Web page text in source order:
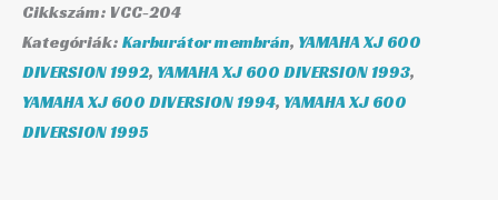
Cikkszám: VCC-204
Kategóriák: Karburátor membrán, YAMAHA XJ 600
DIVERSION 1992, YAMAHA XJ 600 DIVERSION 1993,
YAMAHA XJ 600 DIVERSION 1994, YAMAHA XJ 600
DIVERSION 1995